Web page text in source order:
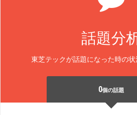
話題分
東芝テックが話題になった時の状
0個の話題